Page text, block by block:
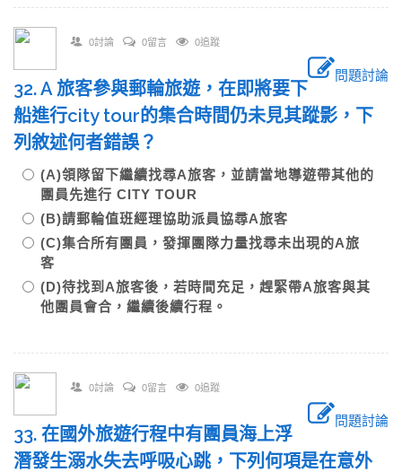
0討論 0留言 0追蹤
問題討論
32. A 旅客參與郵輪旅遊，在即將要下
船進行city tour的集合時間仍未見其蹤影，下
列敘述何者錯誤？
(A)領隊留下繼續找尋A旅客，並請當地導遊帶其他的
團員先進行 CITY TOUR
(B)請郵輪值班經理協助派員協尋A旅客
(C)集合所有團員，發揮團隊力量找尋未出現的A旅
客
(D)待找到A旅客後，若時間充足，趕緊帶A旅客與其
他團員會合，繼續後續行程。
0討論 0留言 0追蹤
問題討論
33. 在國外旅遊行程中有團員海上浮
潛發生溺水失去呼吸心跳，下列何項是在意外